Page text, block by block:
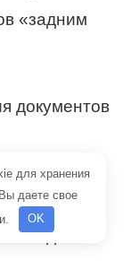
«задним
документов
и
в бумажном
«задним
для хранения
даете свое
OK